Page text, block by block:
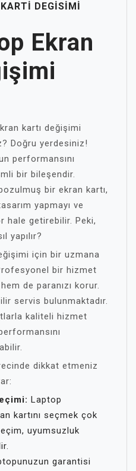
DEGISIMI
Ekran
kartı değişimi
Doğru yerdesiniz!
performansını
bir bileşendir.
bir ekran kartı,
yapmayı ve
hale getirebilir. Peki,
yapılır?
için bir uzmana
bir hizmet
de paranızı korur.
servis bulunmaktadır.
kaliteli hizmet
dikkat etmeniz
Laptop
kartını seçmek çok
uyumsuzluk
garantisi